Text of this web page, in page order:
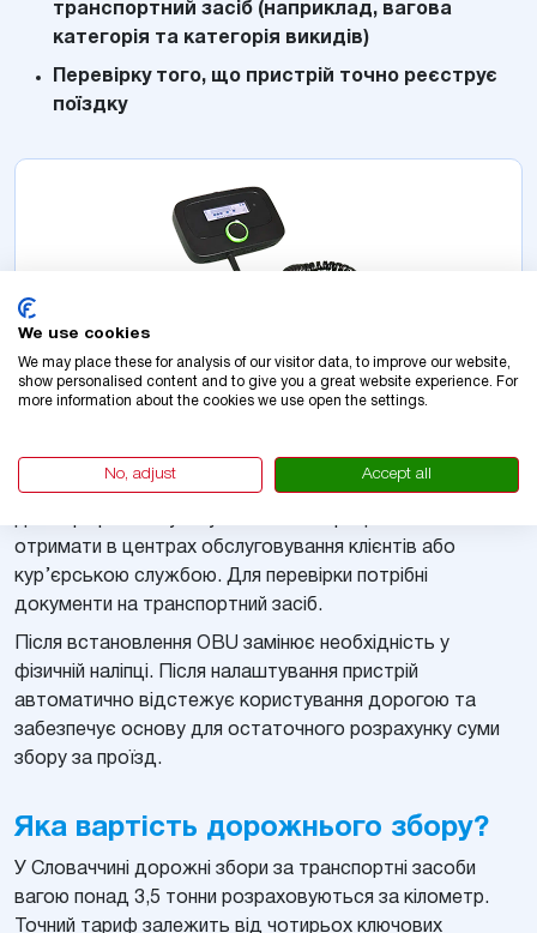
транспортний засіб (наприклад, вагова
категорія та категорія викидів)
Перевірку того, що пристрій точно реєструє
поїздку
web.uta.com - Skytoll OBU: UTA
Щоб отримати OBU, власник транспортного засобу
повинен зареєструватися в SkyToll та підписати
отримати в центрах обслуговування клієнтів або
кур’єрською службою. Для перевірки потрібні
документи на транспортний засіб.
Після встановлення OBU замінює необхідність у
фізичній наліпці. Після налаштування пристрій
автоматично відстежує користування дорогою та
забезпечує основу для остаточного розрахунку суми
збору за проїзд.
Яка вартість дорожнього збору?
У Словаччині дорожні збори за транспортні засоби
вагою понад 3,5 тонни розраховуються за кілометр.
Точний тариф залежить від чотирьох ключових
We use cookies
We may place these for analysis of our visitor data, to improve our website,
show personalised content and to give you a great website experience. For
more information about the cookies we use open the settings.
No, adjust Accept all